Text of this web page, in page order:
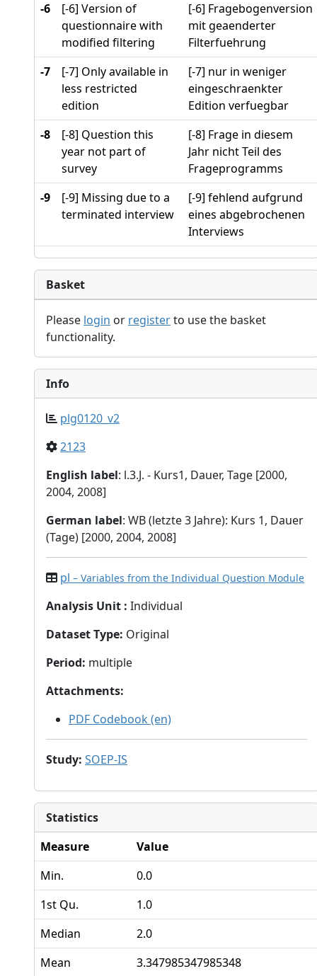
-6
[-6] Version of
questionnaire with
modified filtering
[-6] Fragebogenversion
mit geaenderter
Filterfuehrung
-7
[-7] Only available in
less restricted
edition
[-7] nur in weniger
eingeschraenkter
Edition verfuegbar
-8
[-8] Question this
year not part of
survey
[-8] Frage in diesem
Jahr nicht Teil des
Frageprogramms
-9
[-9] Missing due to a
terminated interview
[-9] fehlend aufgrund
eines abgebrochenen
Interviews
Basket
Please login or registerto use the basket
functionality.
Info
plg0120_v2
2123
English label: l.3.J. - Kurs1, Dauer, Tage [2000,
2004, 2008]
German label: WB (letzte 3 Jahre): Kurs 1, Dauer
(Tage) [2000, 2004, 2008]
pl – Variables from the Individual Question Module
Analysis Unit : Individual
Dataset Type: Original
Period: multiple
Attachments:
PDF Codebook (en)
Study: SOEP-IS
Statistics
Measure
Value
Min.
0.0
1st Qu.
1.0
Median
2.0
Mean
3.347985347985348